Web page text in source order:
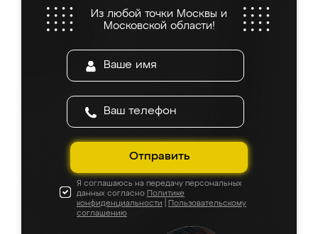
Из любой точки Москвы и
Московской области!
Отправить
Я соглашаюсь на передачу персональных
данных согласно Политике
конфиденциальности
Пользовательскому
соглашению